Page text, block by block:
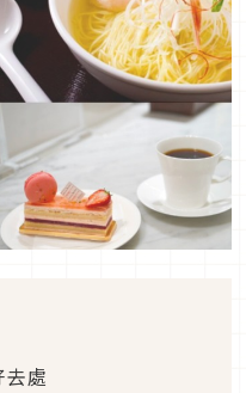
處